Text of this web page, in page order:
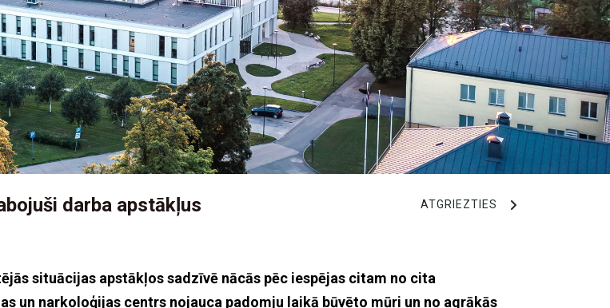
darba apstākļus ATGRIEZTIES
situācijas apstākļos sadzīvē nācās pēc iespējas citam no cita
un narkoloģijas centrs nojauca padomju laikā būvēto mūri un no agrākās